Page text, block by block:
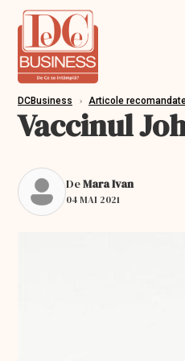
DCBusiness › Articole
Vaccinul
DeMara Ivan
04 MAI 2021